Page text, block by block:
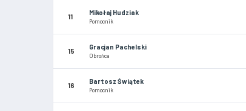
11
Mikołaj Hudziak
Pomocnik
15
Gracjan Pachelski
Obrońca
16
Bartosz Świątek
Pomocnik